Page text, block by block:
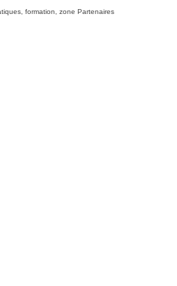
formation, zone Partenaires